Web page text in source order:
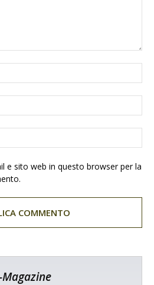
e sito web in questo browser per la
Magazine